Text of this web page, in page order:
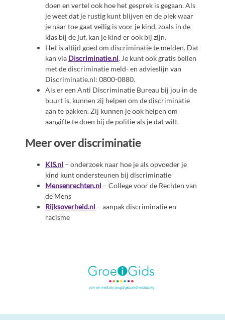
doen en vertel ook hoe het gesprek is gegaan. Als
je weet dat je rustig kunt blijven en de plek waar
je naar toe gaat veilig is voor je kind, zoals in de
klas bij de juf, kan je kind er ook bij zijn.
Het is altijd goed om discriminatie te melden. Dat
kan via Discriminatie.nl. Je kunt ook gratis bellen
met de discriminatie meld- en advieslijn van
Discriminatie.nl: 0800-0880.
Als er een Anti Discriminatie Bureau bij jou in de
buurt is, kunnen zij helpen om de discriminatie
aan te pakken. Zij kunnen je ook helpen om
aangifte te doen bij de politie als je dat wilt.
Meer over discriminatie
KIS.nl – onderzoek naar hoe je als opvoeder je
kind kunt ondersteunen bij discriminatie
Mensenrechten.nl – College voor de Rechten van
de Mens
Rijksoverheid.nl – aanpak discriminatie en
racisme